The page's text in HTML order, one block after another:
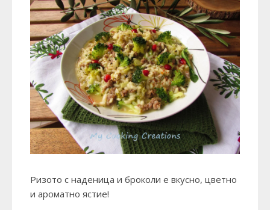
Ризото с наденица и броколи е вкусно, цветно
и ароматно ястие!